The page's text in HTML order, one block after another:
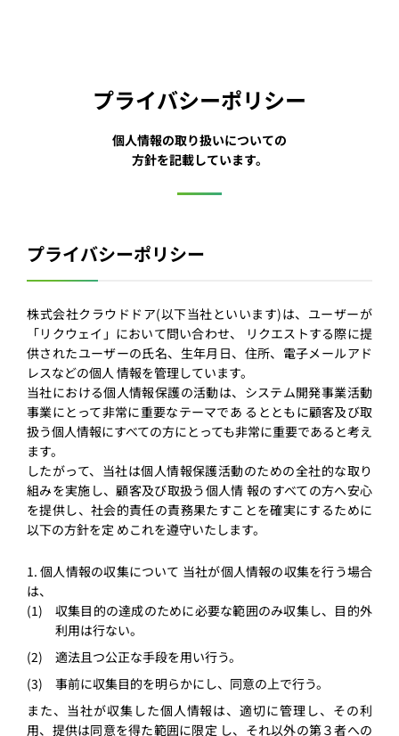
プライバシーポリシー
個人情報の取り扱いについての
方針を記載しています。
プライバシーポリシー
株式会社クラウドドア(以下当社といいます)は、ユーザーが
「リクウェイ」において問い合わせ、 リクエストする際に提
供されたユーザーの⽒名、⽣年⽉⽇、住所、電⼦メールアド
レスなどの個⼈ 情報を管理しています。
当社における個⼈情報保護の活動は、システム開発事業活動
事業にとって⾮常に重要なテーマであ るとともに顧客及び取
扱う個⼈情報にすべての⽅にとっても⾮常に重要であると考え
ます。
したがって、当社は個⼈情報保護活動のための全社的な取り
組みを実施し、顧客及び取扱う個⼈情 報のすべての⽅へ安⼼
を提供し、社会的責任の責務果たすことを確実にするために
以下の⽅針を定 めこれを遵守いたします。
1. 個⼈情報の収集について 当社が個⼈情報の収集を⾏う場合
は、
収集⽬的の達成のために必要な範囲のみ収集し、⽬的外
利⽤は⾏ない。
適法且つ公正な⼿段を⽤い⾏う。
事前に収集⽬的を明らかにし、同意の上で⾏う。
また、当社が収集した個⼈情報は、適切に管理し、その利
⽤、提供は同意を得た範囲に限定 し、それ以外の第３者への